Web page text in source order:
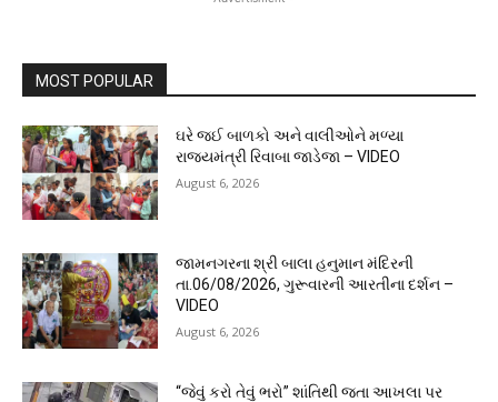
MOST POPULAR
ઘરે જઈ બાળકો અને વાલીઓને મળ્યા
રાજ્યમંત્રી રિવાબા જાડેજા – VIDEO
August 6, 2026
જામનગરના શ્રી બાલા હનુમાન મંદિરની
તા.06/08/2026, ગુરૂવારની આરતીના દર્શન –
VIDEO
August 6, 2026
“જેવું કરો તેવું ભરો” શાંતિથી જતા આખલા પર